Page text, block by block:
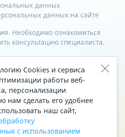
данных
данных на сайте
Необходимо ознакомиться
консультацию специалиста.
д. 19 (вход в здание со стороны
Cookies и сервиса
работы веб-
персонализации
нам сделать его удобнее
наш сайт,
с использованием